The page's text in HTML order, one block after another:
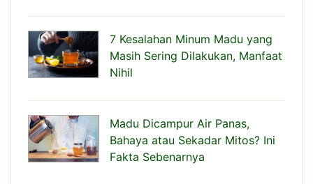
7 Kesalahan Minum Madu yang
Masih Sering Dilakukan, Manfaat
Nihil
Madu Dicampur Air Panas,
Bahaya atau Sekadar Mitos? Ini
Fakta Sebenarnya